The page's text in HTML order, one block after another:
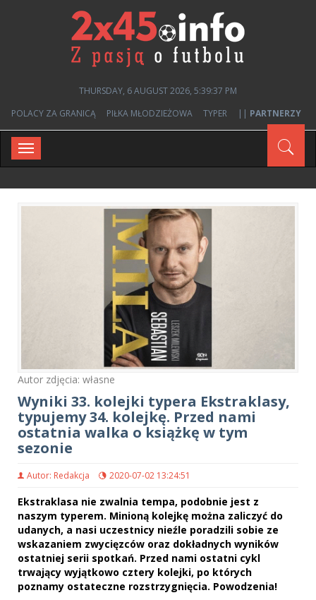
THURSDAY, 6 AUGUST 2026, 5:39:37 PM
POLACY ZA GRANICĄ
PIŁKA MŁODZIEŻOWA TYPER || PARTNERZY
Toggle
navigation
Autor zdjęcia: własne
Wyniki 33. kolejki typera Ekstraklasy,
typujemy 34. kolejkę. Przed nami
ostatnia walka o książkę w tym
sezonie
Autor: Redakcja 2020-07-02 13:24:51
Ekstraklasa nie zwalnia tempa, podobnie jest z
naszym typerem. Minioną kolejkę można zaliczyć do
udanych, a nasi uczestnicy nieźle poradzili sobie ze
wskazaniem zwycięzców oraz dokładnych wyników
ostatniej serii spotkań. Przed nami ostatni cykl
trwający wyjątkowo cztery kolejki, po których
poznamy ostateczne rozstrzygnięcia. Powodzenia!